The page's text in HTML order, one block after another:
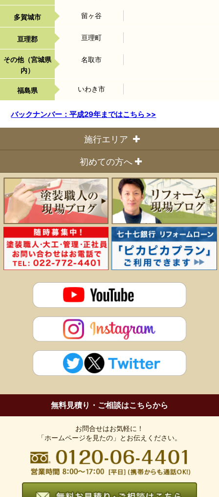
多賀城市 留ヶ谷
亘理郡 亘理町
その他（宮城県
内）
名取市
福島県 いわき市
バックナンバー：平成29年まではこちら >>
施行エリア
（青葉区・泉区・太白区・宮城野区）
多賀城市、塩竈市、名取市、東松島市、岩沼市、大崎市
宮城郡
(利府町・七ヶ浜町・松島町)
黒川郡
(富谷町・大和町・大郷町・大衡村)
刈田郡、遠田郡など。
詳しくは「エリアマップ」をご覧ください。
初めての方へ
ハッピーリフォームの特徴
施行の流れについて
専門店のまごころ お見積システム
会社概要
無料見積り・ご相談はこちらから
お問合せはお気軽に！
「ホームページを見たの」とお伝えください。